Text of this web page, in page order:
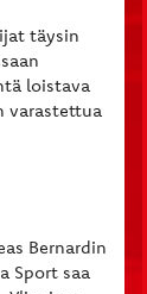
täysin
loistava
varastettua
Bernardin
Sport saa